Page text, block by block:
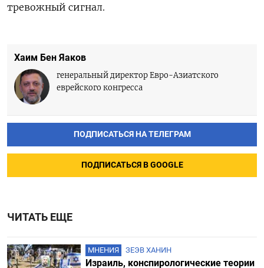
тревожный сигнал.
Хаим Бен Яаков
генеральный директор Евро-Азиатского
еврейского конгресса
ПОДПИСАТЬСЯ НА ТЕЛЕГРАМ
ПОДПИСАТЬСЯ В GOOGLE
ЧИТАТЬ ЕЩЕ
МНЕНИЯ ЗЕЭВ ХАНИН
Израиль, конспирологические теории